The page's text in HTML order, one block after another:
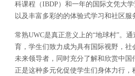
科课程（IBDP）和一年的国际文凭大学
以及丰富多彩的的体验式学习和社区服
常熟UWC是真正意义上的“地球村”。
育，学生们致力成为具有国际视野，社
未来领导者，同时充分了解和欣赏中国
正是这种多元化促使学生们身体力行，